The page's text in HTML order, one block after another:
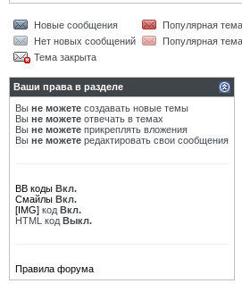
Новые сообщения
Популярная
Нет новых сообщений
Популярная
Тема закрыта
Ваши права в разделе
Вы не можете создавать новые темы
Вы не можете отвечать в темах
Вы не можете прикреплять вложения
Вы не можете редактировать свои сообщения
BB коды Вкл.
Смайлы Вкл.
[IMG] код Вкл.
HTML код Выкл.
Правила форума